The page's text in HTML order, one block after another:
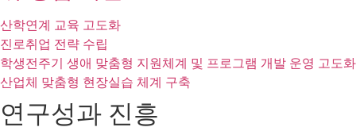
산학연계 교육 고도화​
진로취업 전략 수립​
학생전주기 생애 맞춤형 지원체계 및 프로그램 개발 운영 고도화​
산업체 맞춤형 현장실습 체계 구축
연구성과 진흥